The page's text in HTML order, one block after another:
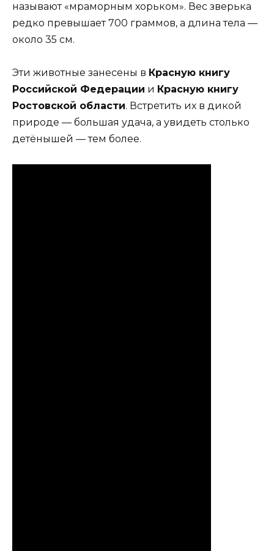
называют «мраморным хорьком». Вес зверька
редко превышает 700 граммов, а длина тела —
около 35 см.
Эти животные занесены в Красную книгу
Российской Федерации и Красную книгу
Ростовской области. Встретить их в дикой
природе — большая удача, а увидеть столько
детёнышей — тем более.